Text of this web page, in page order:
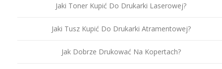
Jaki Toner Kupić Do Drukarki Laserowej?
Jaki Tusz Kupić Do Drukarki Atramentowej?
Jak Dobrze Drukować Na Kopertach?